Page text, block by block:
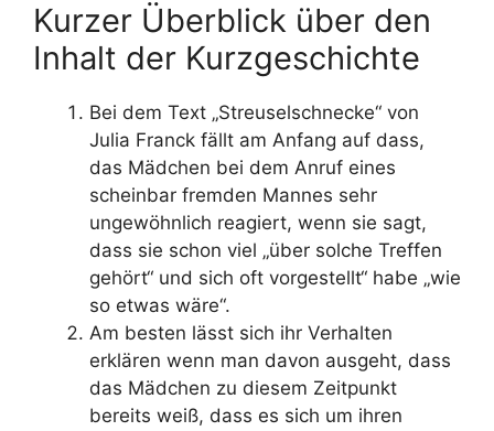
Kurzer Überblick über den
Inhalt der Kurzgeschichte
Bei dem Text „Streuselschnecke“ von
Julia Franck fällt am Anfang auf dass,
das Mädchen bei dem Anruf eines
scheinbar fremden Mannes sehr
ungewöhnlich reagiert, wenn sie sagt,
dass sie schon viel „über solche Treffen
gehört“ und sich oft vorgestellt“ habe „wie
so etwas wäre“.
Am besten lässt sich ihr Verhalten
erklären wenn man davon ausgeht, dass
das Mädchen zu diesem Zeitpunkt
bereits weiß, dass es sich um ihren